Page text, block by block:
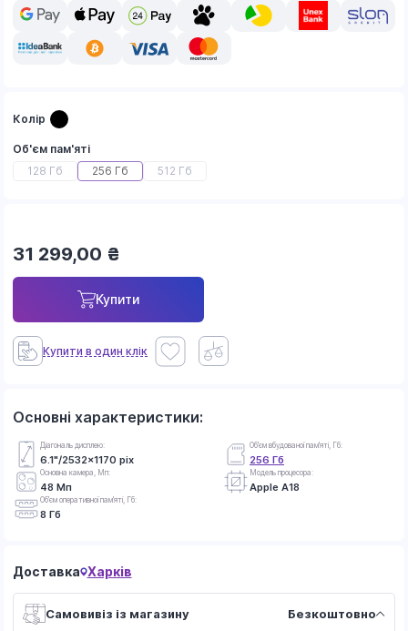
Колір
Об'єм пам'яті
128 Гб
256 Гб 512 Гб
31 299,00 ₴
Купити
Купити в один клік
Основні характеристики:
Діагональ дисплею:
6.1"/2532x1170 pix
Об'єм вбудованої пам'яті, Гб:
256 Гб
Основна камера, Мп:
48 Мп
Модель процесора:
Apple A18
Об'єм оперативної пам'яті, Гб:
8 Гб
Доставка Харків
Самовивіз із магазину Безкоштовно